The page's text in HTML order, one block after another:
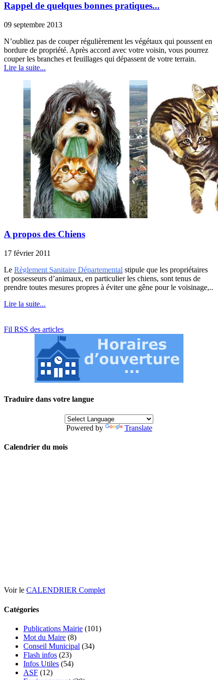
Rappel de quelques bonnes pratiques...
09 septembre 2013
N’oubliez pas de couper régulièrement les végétaux qui poussent en
bordure de propriété. Après accord avec votre voisin, vous pourrez
couper les branches et feuillages qui dépassent de votre terrain.
Lire la suite...
A propos des Chiens
17 février 2011
Le Règlement Sanitaire Départemental stipule que les propriétaires
et possesseurs d’animaux, en particulier les chiens, sont tenus de
prendre toutes mesures propres à éviter une gêne pour le voisinage,..
Lire la suite...
Fil RSS des articles
Traduire dans votre langue
Powered by Translate
Calendrier du mois
Voir le CALENDRIER Complet
Catégories
Publications Mairie (101)
Mot du Maire (8)
Conseil Municipal (34)
Flash infos (23)
Infos Utiles (54)
ASF (12)